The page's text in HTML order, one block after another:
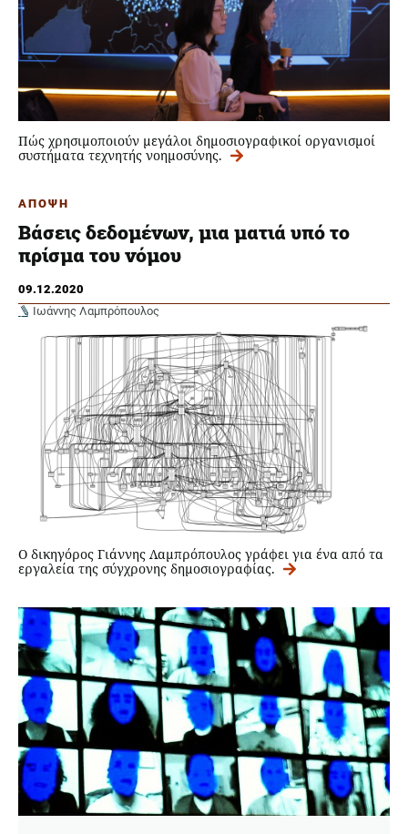
Πώς χρησιμοποιούν μεγάλοι δημοσιογραφικοί οργανισμοί
συστήματα τεχνητής νοημοσύνης.
ΑΠΟΨΗ
Βάσεις δεδομένων, μια ματιά υπό το
πρίσμα του νόμου
09.12.2020
Ιωάννης Λαμπρόπουλος
Ο δικηγόρος Γιάννης Λαμπρόπουλος γράφει για ένα από τα
εργαλεία της σύγχρονης δημοσιογραφίας.